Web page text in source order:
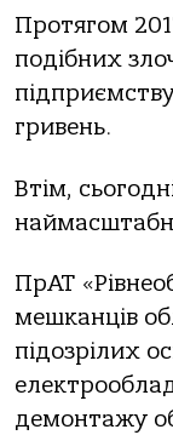
Протягом
подібних
гривень.
Втім,
ПрАТ
мешканців
підозрілих
демонтажу